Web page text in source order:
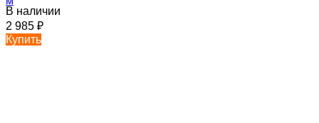
В наличии
2 985 ₽
Купить